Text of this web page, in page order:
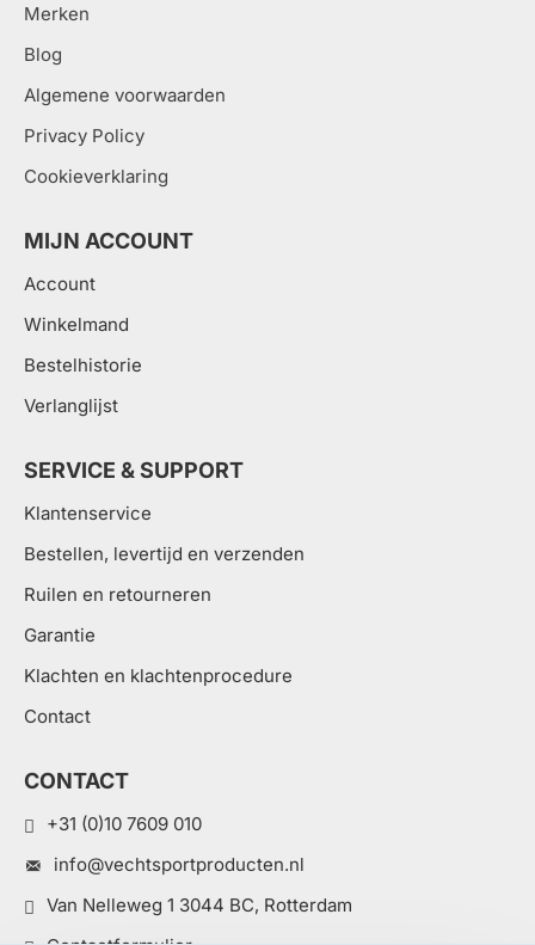
Merken
Blog
Algemene voorwaarden
Privacy Policy
Cookieverklaring
MIJN ACCOUNT
Account
Winkelmand
Bestelhistorie
Verlanglijst
SERVICE & SUPPORT
Klantenservice
Bestellen, levertijd en verzenden
Ruilen en retourneren
Garantie
Klachten en klachtenprocedure
Contact
CONTACT
+31 (0)10 7609 010
info@vechtsportproducten.nl
Van Nelleweg 1 3044 BC, Rotterdam